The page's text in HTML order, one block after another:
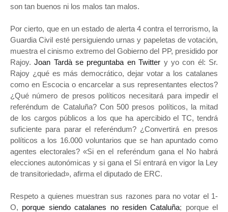
son tan buenos ni los malos tan malos.
Por cierto, que en un estado de alerta 4 contra el terrorismo, la
Guardia Civil esté persiguiendo urnas y papeletas de votación,
muestra el cinismo extremo del Gobierno del PP, presidido por
Rajoy.Joan Tardà se preguntaba en Twitter y yo con él: Sr.
Rajoy ¿qué es más democrático, dejar votar a los catalanes
como en Escocia o encarcelar a sus representantes electos?
¿Qué número de presos políticos necesitará para impedir el
referéndum de Cataluña? Con 500 presos políticos, la mitad
de los cargos públicos a los que ha apercibido el TC, tendrá
suficiente para parar el referéndum? ¿Convertirá en presos
políticos a los 16.000 voluntarios que se han apuntado como
agentes electorales? «Si en el referéndum gana el No habrá
elecciones autonómicas y si gana el Sí entrará en vigor la Ley
de transitoriedad», afirma el diputado de ERC.
Respeto a quienes muestran sus razones para no votar el 1-
O, porque siendo catalanes no residen Cataluña; porque el